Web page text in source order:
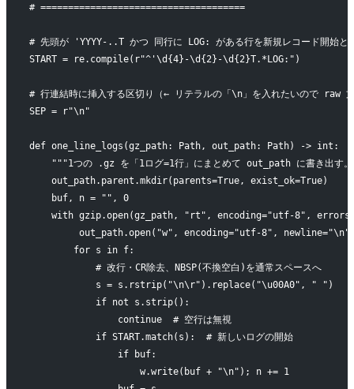
# =====================================
# 先頭が 'YYYY-..T かつ 同行に LOG: がある行を新規レコード開始と
START = re.compile(r"^'\d{4}-\d{2}-\d{2}T.*LOG:")
# 行連結時に挿入する区切り（← リテラルの「\n」を入れたいので raw
SEP = r"\n"
def one_line_logs(gz_path: Path, out_path: Path) -> int:
"""1つの .gz を「1ログ=1行」にまとめて out_path に書き出す。
    out_path.parent.mkdir(parents=True, exist_ok=True)
    buf, n = "", 0
with gzip.open(gz_path, "rt", encoding="utf-8",
out_path.open("w", encoding="utf-8",
        for s in f:
            # 改行・CR除去、NBSP(不換空白)を通常スペースへ
            s = s.rstrip("\n\r").replace("\u00A0", " ")
            if not s.strip():
                continue  # 空行は無視
            if START.match(s):  # 新しいログの開始
                if buf:
                    w.write(buf + "\n"); n += 1